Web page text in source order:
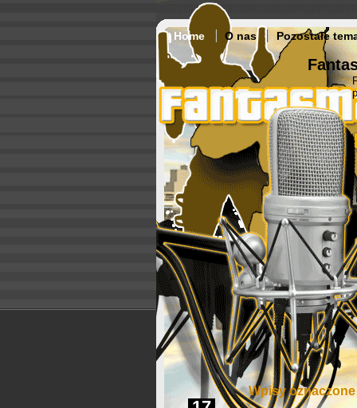
Home O nas Pozostałe
Wpisy oznaczone